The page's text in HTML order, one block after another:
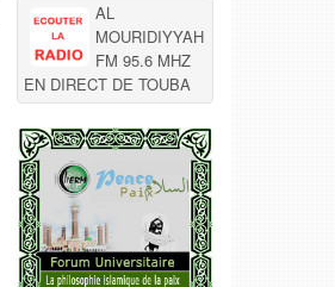
AL
MOURIDIYYAH
FM 95.6 MHZ
EN DIRECT DE TOUBA